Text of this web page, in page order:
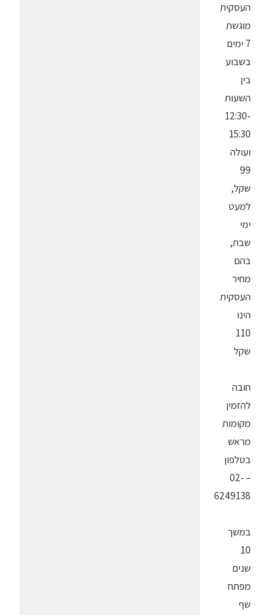
העסקית
מוגשת
7 ימים
בשבוע
בין
השעות
12:30-
15:30
ועולה
99
שקל,
למעט
ימי
שבת,
בהם
מחיר
העסקית
הינו
110
שקל
חובה
להזמין
מקומות
מראש
בטלפון
– 02-
6249138
במשך
10
שנים
מפתח
שף